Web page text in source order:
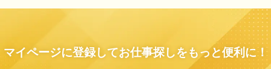
マイページに登録してお仕事探しをもっと便利に！